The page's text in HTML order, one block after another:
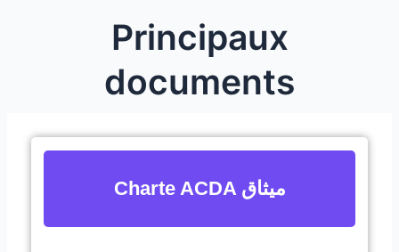
Principaux
documents
Charte ACDA ميثاق